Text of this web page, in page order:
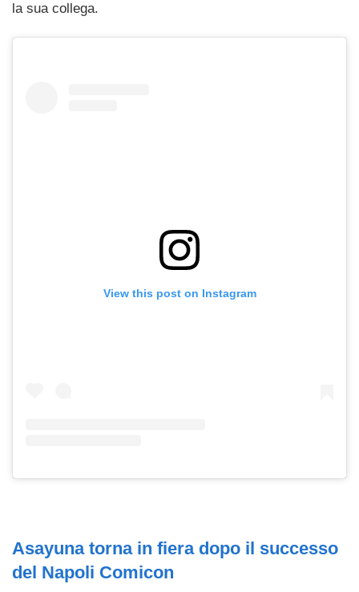
la sua collega.
View this post on Instagram
Asayuna torna in fiera dopo il successo
del Napoli Comicon